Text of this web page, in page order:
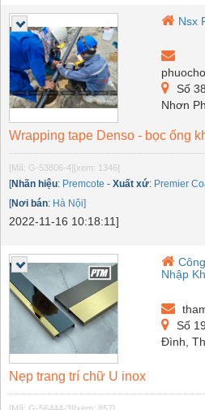
Nsx
Số
Nhơn
Wrapping tape Denso - bọc ống
[Mã: G-53806-4][xem: 1346]
[Nhãn hiệu: Premcote - Xuất xứ: Premier
[Nơi bán: Hà Nội]
2022-11-16 10:18:11]
Nhập
Số
Đình,
Nẹp trang trí chữ U inox